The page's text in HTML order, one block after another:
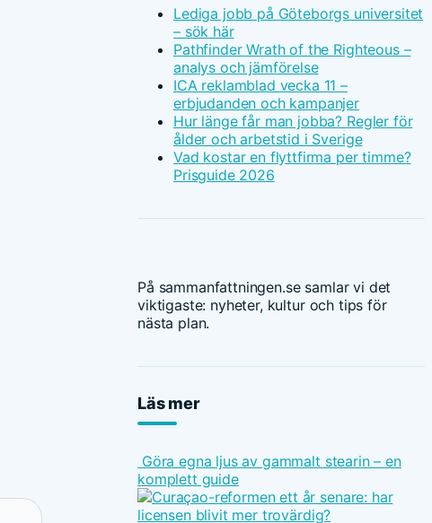
Lediga jobb på Göteborgs universitet
– sök här
Pathfinder Wrath of the Righteous –
analys och jämförelse
ICA reklamblad vecka 11 –
erbjudanden och kampanjer
Hur länge får man jobba? Regler för
ålder och arbetstid i Sverige
Vad kostar en flyttfirma per timme?
Prisguide 2026
På sammanfattningen.se samlar vi det
viktigaste: nyheter, kultur och tips för
nästa plan.
Läs mer
Göra egna ljus av gammalt stearin – en
komplett guide